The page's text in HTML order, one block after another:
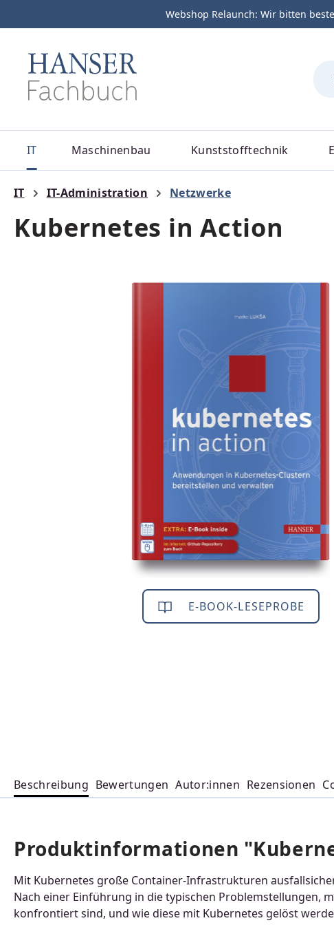
Zur Hauptnavigation springenWebshop Relaunch: Wir bitten
IT Maschinenbau Kunststofftechnik
IT IT-Administration Netzwerke
Kubernetes in Action
E-BOOK-LESEPROBE
Beschreibung Bewertungen Autor:innen Rezensionen
Produktinformationen
Mit Kubernetes große Container-Infrastrukturen
Nach einer Einführung in die typischen Problemstellungen,
konfrontiert sind, und wie diese mit Kubernetes gelöst